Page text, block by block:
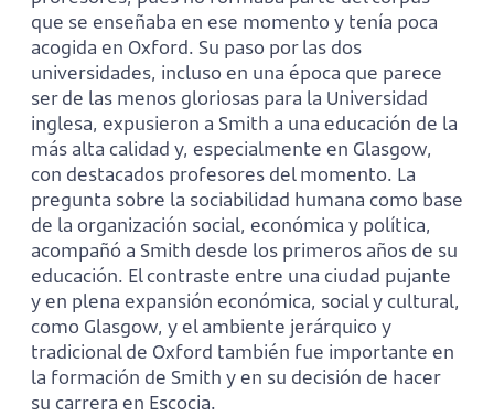
que se enseñaba en ese momento y tenía poca
acogida en Oxford. Su paso por las dos
universidades, incluso en una época que parece
ser de las menos gloriosas para la Universidad
inglesa, expusieron a Smith a una educación de la
más alta calidad y, especialmente en Glasgow,
con destacados profesores del momento. La
pregunta sobre la sociabilidad humana como base
de la organización social, económica y política,
acompañó a Smith desde los primeros años de su
educación. El contraste entre una ciudad pujante
y en plena expansión económica, social y cultural,
como Glasgow, y el ambiente jerárquico y
tradicional de Oxford también fue importante en
la formación de Smith y en su decisión de hacer
su carrera en Escocia.